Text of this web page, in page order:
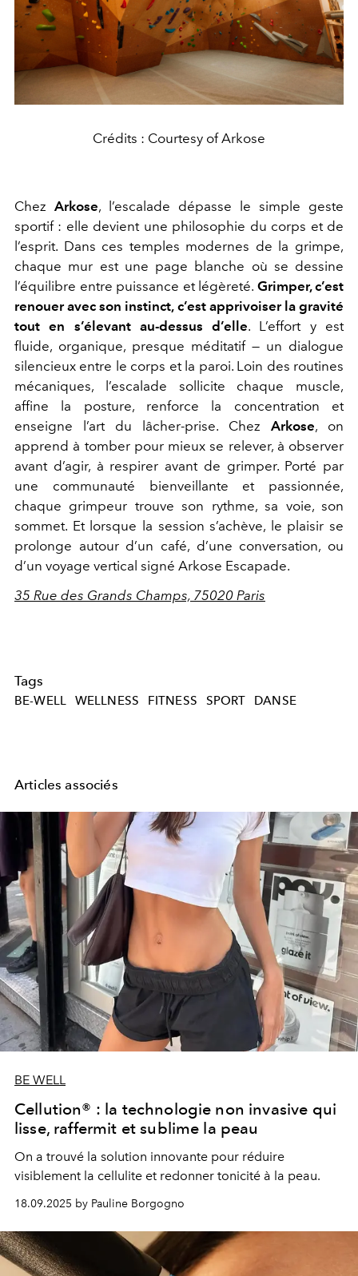
Crédits : Courtesy of Arkose
Chez Arkose, l’escalade dépasse le simple geste
sportif : elle devient une philosophie du corps et de
l’esprit. Dans ces temples modernes de la grimpe,
chaque mur est une page blanche où se dessine
l’équilibre entre puissance et légèreté. Grimper, c’est
renouer avec son instinct, c’est apprivoiser la gravité
tout en s’élevant au-dessus d’elle. L’effort y est
fluide, organique, presque méditatif — un dialogue
silencieux entre le corps et la paroi. Loin des routines
mécaniques, l’escalade sollicite chaque muscle,
affine la posture, renforce la concentration et
enseigne l’art du lâcher-prise. Chez Arkose, on
apprend à tomber pour mieux se relever, à observer
avant d’agir, à respirer avant de grimper. Porté par
une communauté bienveillante et passionnée,
chaque grimpeur trouve son rythme, sa voie, son
sommet. Et lorsque la session s’achève, le plaisir se
prolonge autour d’un café, d’une conversation, ou
d’un voyage vertical signé Arkose Escapade.
35 Rue des Grands Champs, 75020 Paris
Tags
BE-WELL WELLNESS FITNESS SPORT DANSE
Articles associés
BE WELL
Cellution® : la technologie non invasive qui
lisse, raffermit et sublime la peau
On a trouvé la solution innovante pour réduire
visiblement la cellulite et redonner tonicité à la peau.
18.09.2025 by Pauline Borgogno